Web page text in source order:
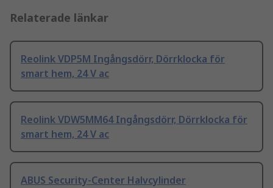
Relaterade länkar
Reolink VDP5M Ingångsdörr, Dörrklocka för
smart hem, 24 V ac
Reolink VDW5MM64 Ingångsdörr, Dörrklocka för
smart hem, 24 V ac
ABUS Security-Center Halvcylinder